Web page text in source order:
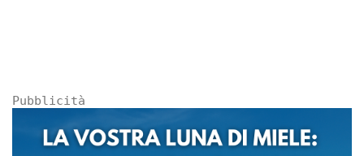
Pubblicità